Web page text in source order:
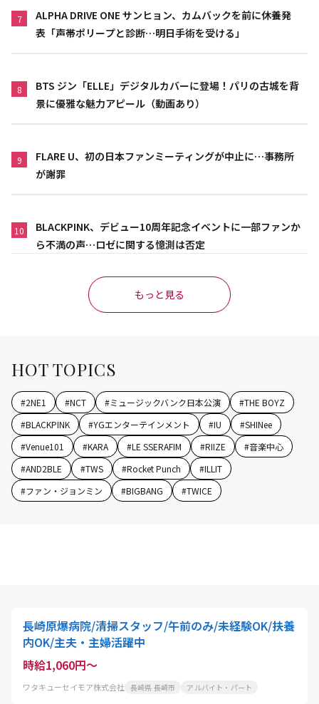
7
ALPHA DRIVE ONE サンヒョン、カムバックを前に休養発
表「声帯ポリープと診断…明日手術を受ける」
8
BTS ジン「ELLE」デジタルカバーに登場！パリの古城を背
景に優雅な魅力アピール（動画あり）
9
FLARE U、初の日本ファンミーティングが中止に…事務所
が謝罪
10
BLACKPINK、デビュー10周年記念イベントに一部ファンか
ら不満の声…ロゼに関する憶測は否定
もっと見る
HOT TOPICS
#2NE1 #NCT #ミュージックバンク日本公演 #THE BOYZ
#BLACKPINK #YGエンターテインメント #IU #SHINee
#Venue101 #KARA #LE SSERAFIM #RIIZE #音楽中心
#AND2BLE #TWS #Rocket Punch #ILLIT
#ファン・ジョンミン #BIGBANG #TWICE
長崎原爆病院/清掃スタッフ/午前のみ/未経験OK/扶養
内OK/主夫・主婦活躍中
時給1,060円～
ワタキューセイモア株式会社 長崎県 長崎市 アルバイト・パート